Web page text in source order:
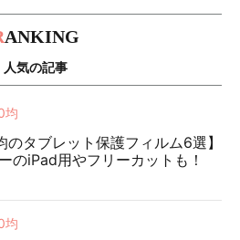
ANKING
人気の記事
均
のタブレット保護フィルム6選】
のiPad用やフリーカットも！
均